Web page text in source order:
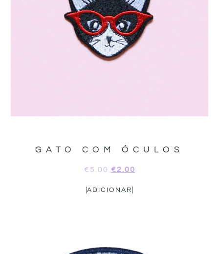
GATO COM ÓCULOS
€ 5.00 €2.00
ADICIONAR